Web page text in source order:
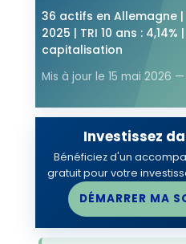
36 actifs en Allemagne |
2025 | TRI 10 ans : 4,14%
capitalisation
Mis à jour le 15 mai 2026 —
Investissez
Bénéficiez d'un
gratuit pour votre
DÉMARRER MA